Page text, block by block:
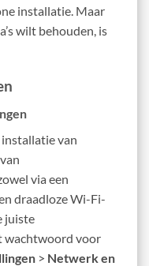
installatie. Maar
wilt behouden, is
installatie van
via een
draadloze Wi-Fi-
juiste
wachtwoord voor
> Netwerk en